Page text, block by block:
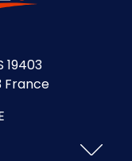
19403
France